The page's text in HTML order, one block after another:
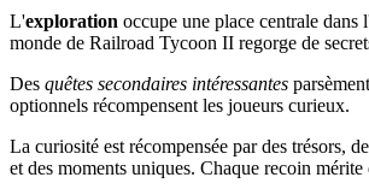
L'exploration occupe une place centrale dans
monde de Railroad Tycoon II regorge de
Des quêtes secondaires intéressantes
optionnels récompensent les joueurs curieux.
La curiosité est récompensée par des trésors,
et des moments uniques. Chaque recoin mérite